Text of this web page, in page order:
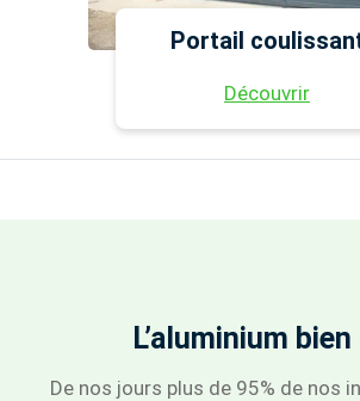
Portail
Découvrir
L’aluminium
De nos jours plus de 95% de nos